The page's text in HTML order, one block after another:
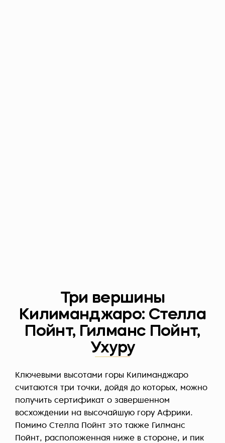
Три вершины
Килиманджаро: Стелла
Пойнт, Гилманс Пойнт,
Ухуру
Ключевыми высотами горы Килиманджаро
считаются три точки, дойдя до которых, можно
получить сертификат о завершенном
восхождении на высочайшую гору Африки.
Помимо Стелла Пойнт это также Гилманс
Пойнт, расположенная ниже в стороне, и пик